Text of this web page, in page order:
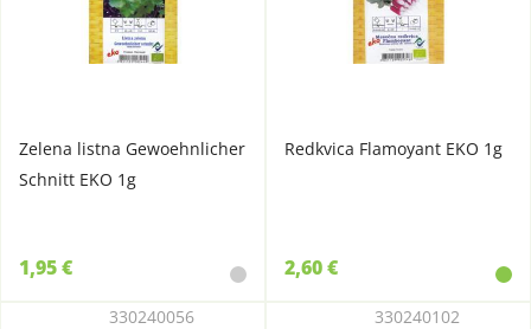
Zelena listna Gewoehnlicher
Schnitt EKO 1g
1,95 €
Redkvica Flamoyant EKO 1g
2,60 €
330240056 330240102